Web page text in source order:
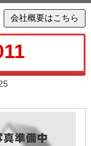
会社概要はこちら